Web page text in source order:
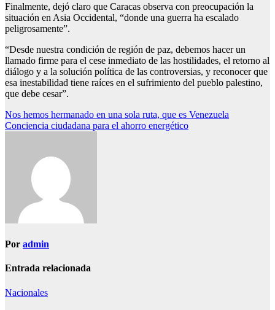
Finalmente, dejó claro que Caracas observa con preocupación la
situación en Asia Occidental, “donde una guerra ha escalado
peligrosamente”.
“Desde nuestra condición de región de paz, debemos hacer un
llamado firme para el cese inmediato de las hostilidades, el retorno al
diálogo y a la solución política de las controversias, y reconocer que
esa inestabilidad tiene raíces en el sufrimiento del pueblo palestino,
que debe cesar”.
Navegación
de
Nos hemos hermanado en una sola ruta, que es Venezuela
Conciencia ciudadana para el ahorro energético
Por admin
Entrada relacionada
Nacionales